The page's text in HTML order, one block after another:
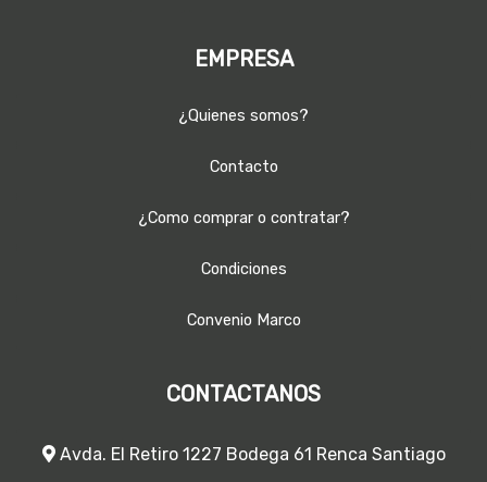
EMPRESA
¿Quienes somos?
Contacto
¿Como comprar o contratar?
Condiciones
Convenio Marco
CONTACTANOS
Avda. El Retiro 1227 Bodega 61 Renca Santiago